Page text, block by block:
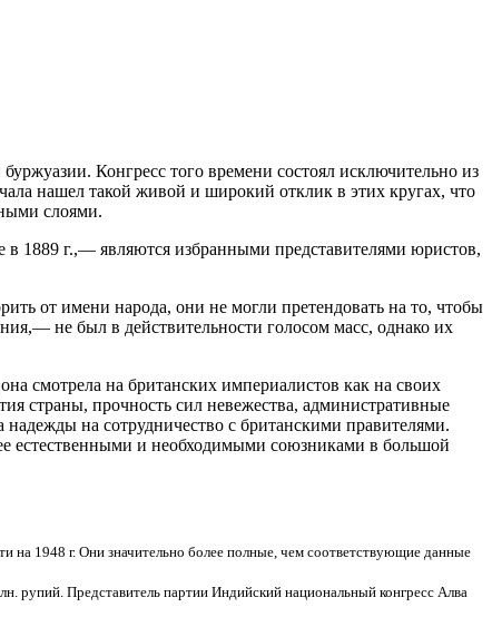
Конгресс того времени состоял исключительно из
нашел такой живой и широкий отклик в этих кругах, что
слоями.
1889 г.,— являются избранными представителями юристов,
от имени народа, они не могли претендовать на то, чтобы
не был в действительности голосом масс, однако их
смотрела на британских империалистов как на своих
страны, прочность сил невежества, административные
надежды на сотрудничество с британскими правителями.
естественными и необходимыми союзниками в большой
1948 г. Они значительно более полные, чем соответствующие данные
рупий. Представитель партии Индийский национальный конгресс Алва